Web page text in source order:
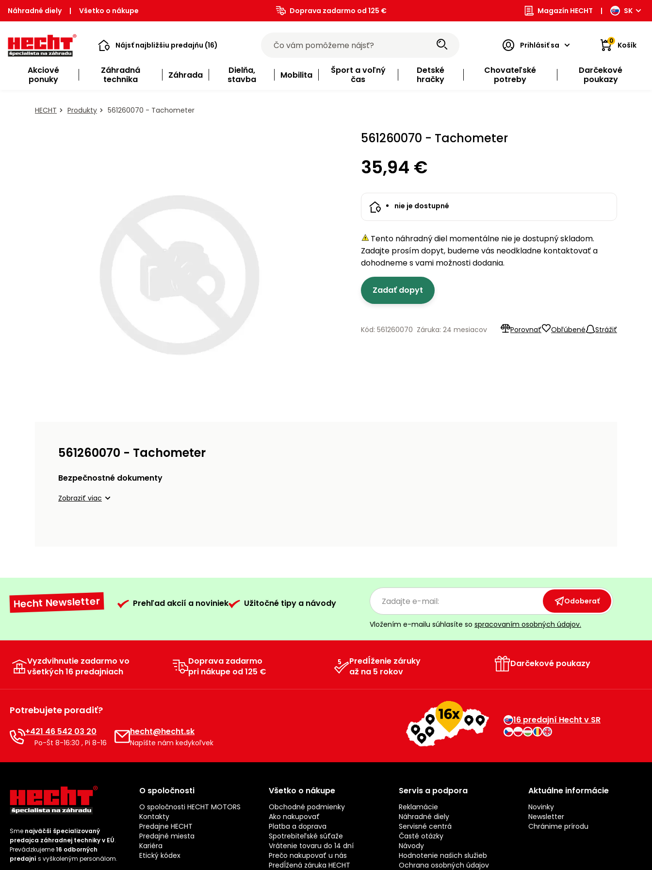
Náhradné diely | Všetko o nákupe Doprava zadarmo od 125 € Magazín HECHT | SK
Nájsť najbližšiu predajňu (16) Prihlásiť sa 0 Košík
Akciové
ponuky
Záhradná
technika
Záhrada
Dielňa,
stavba
Mobilita
Šport a voľný
čas
Detské
hračky
Chovateľské
potreby
Darčekové
poukazy
HECHT Produkty 561260070 - Tachometer
561260070 - Tachometer
35,94 €
nie je dostupné
Tento náhradný diel momentálne nie je dostupný skladom.
Zadajte prosím dopyt, budeme vás neodkladne kontaktovať a
dohodneme s vami možnosti dodania.
Zadať dopyt
Porovnať Obľúbené Strážiť
Kód: 561260070 Záruka: 24 mesiacov
561260070 - Tachometer
Bezpečnostné dokumenty
Zobraziť viac
Hecht Newsletter Prehľad akcií a noviniek Užitočné tipy a návody Odoberať
Vložením e-mailu súhlasíte so spracovaním osobných údajov.
Vyzdvihnutie zadarmo vo
všetkých 16 predajniach
Doprava zadarmo
pri nákupe od 125 €
Predĺženie záruky
až na 5 rokov
Darčekové poukazy
Potrebujete poradiť?
+421 46 542 03 20
Po-Št 8-16:30 , Pi 8-16
hecht@hecht.sk
Napíšte nám kedykoľvek
16 predajní Hecht v SR
Sme najväčší špecializovaný
predajca záhradnej techniky v EÚ.
Prevádzkujeme16 odborných
predajní s vyškoleným personálom.
O spoločnosti
O spoločnosti HECHT MOTORS
Kontakty
Predajne HECHT
Predajné miesta
Kariéra
Etický kódex
Všetko o nákupe
Obchodné podmienky
Ako nakupovať
Platba a doprava
Spotrebiteľské súťaže
Vrátenie tovaru do 14 dní
Prečo nakupovať u nás
Predĺžená záruka HECHT
Servis a podpora
Reklamácie
Náhradné diely
Servisné centrá
Časté otázky
Návody
Hodnotenie našich služieb
Ochrana osobných údajov
Aktuálne informácie
Novinky
Newsletter
Chránime prírodu